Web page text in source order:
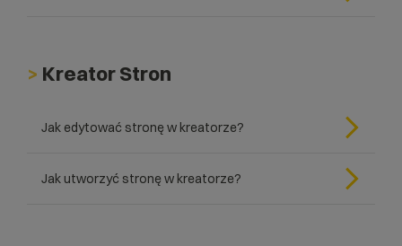
> Kreator Stron
Jak edytować stronę w kreatorze?
Jak utworzyć stronę w kreatorze?